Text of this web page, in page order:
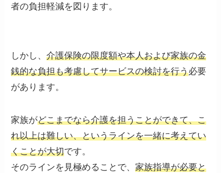
者の負担軽減を図ります。
しかし、介護保険の限度額や本人および家族の金
銭的な負担も考慮してサービスの検討を行う必要
があります。
家族がどこまでなら介護を担うことができて、こ
れ以上は難しい、というラインを一緒に考えてい
くことが大切です。
そのラインを見極めることで、家族指導が必要と